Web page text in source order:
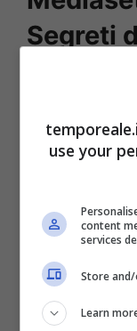
Segreti
La
stata
. Il
rivelato ricco
sospensione,
serata visto il
adesso,
leggero
use your
content
services
Store
Learn